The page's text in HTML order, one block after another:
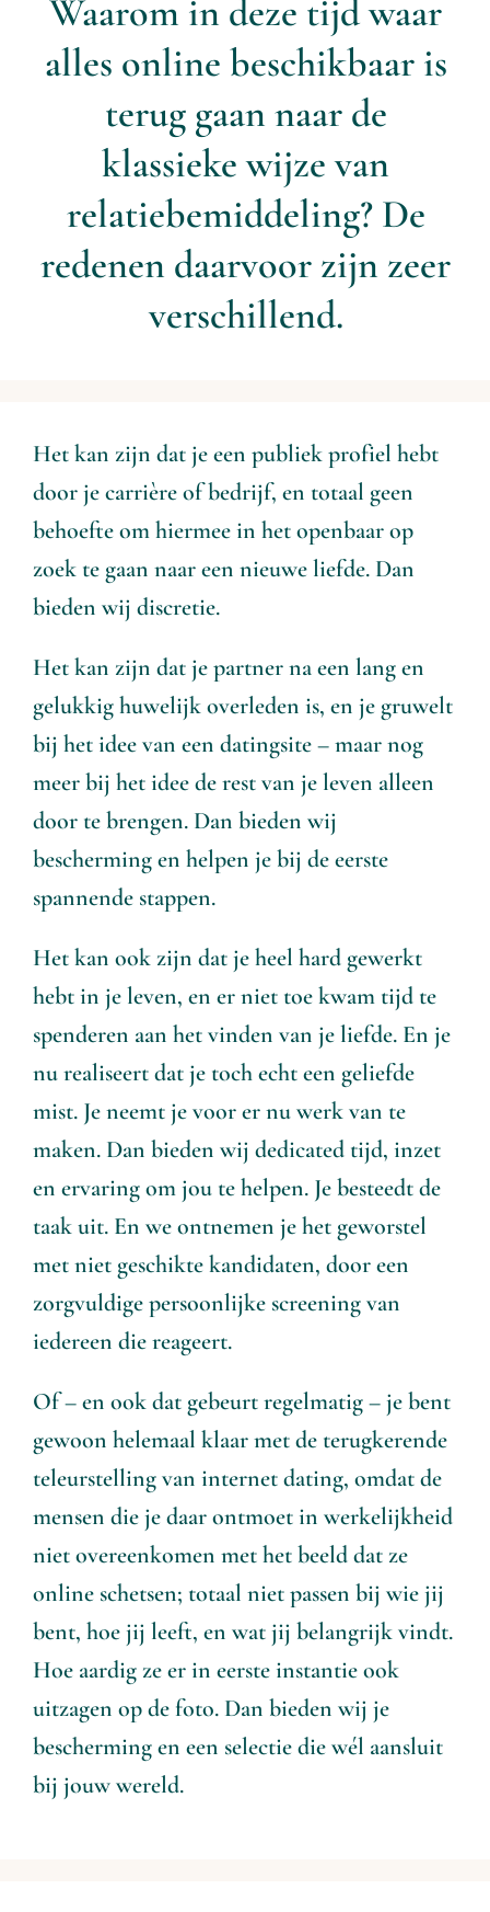
Contact
Waarom in deze tijd waar
alles online beschikbaar is
terug gaan naar de
klassieke wijze van
relatiebemiddeling? De
redenen daarvoor zijn zeer
verschillend.
Het kan zijn dat je een publiek profiel hebt
door je carrière of bedrijf, en totaal geen
behoefte om hiermee in het openbaar op
zoek te gaan naar een nieuwe liefde. Dan
bieden wij discretie.
Het kan zijn dat je partner na een lang en
gelukkig huwelijk overleden is, en je gruwelt
bij het idee van een datingsite – maar nog
meer bij het idee de rest van je leven alleen
door te brengen. Dan bieden wij
bescherming en helpen je bij de eerste
spannende stappen.
Het kan ook zijn dat je heel hard gewerkt
hebt in je leven, en er niet toe kwam tijd te
spenderen aan het vinden van je liefde. En je
nu realiseert dat je toch echt een geliefde
mist. Je neemt je voor er nu werk van te
maken. Dan bieden wij dedicated tijd, inzet
en ervaring om jou te helpen. Je besteedt de
taak uit. En we ontnemen je het geworstel
met niet geschikte kandidaten, door een
zorgvuldige persoonlijke screening van
iedereen die reageert.
Of – en ook dat gebeurt regelmatig – je bent
gewoon helemaal klaar met de terugkerende
teleurstelling van internet dating, omdat de
mensen die je daar ontmoet in werkelijkheid
niet overeenkomen met het beeld dat ze
online schetsen; totaal niet passen bij wie jij
bent, hoe jij leeft, en wat jij belangrijk vindt.
Hoe aardig ze er in eerste instantie ook
uitzagen op de foto. Dan bieden wij je
bescherming en een selectie die wél aansluit
bij jouw wereld.